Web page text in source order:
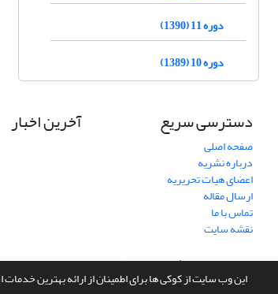
این وب سایت از کوکی ها برای اطمینان از ارائه بهترین
دوره 11 (1390)
دوره 10 (1389)
دسترسی سریع
صفحه اصلی
درباره نشریه
اعضای هیات تحریریه
ارسال مقاله
تماس با ما
نقشه سایت
آخرین اخبار
سامانه مدیریت نشریات علمی.طراحی و پیاده سازی ازسیناوب